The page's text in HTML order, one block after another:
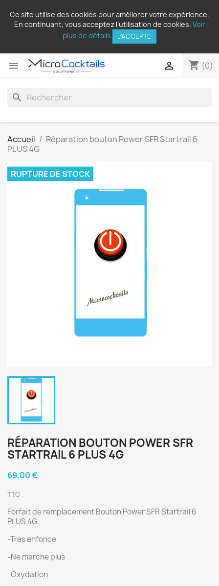
Ce site utilise des cookies pour améliorer votre expérience.
En continuant, vous acceptez l’utilisation de cookies. Voir
plus de détails
J'ACCEPTE
 shopping_cart (0)

search
Accueil
Réparation bouton Power SFR Startrail 6
PLUS 4G
RUPTURE DE STOCK
RÉPARATION BOUTON POWER SFR
STARTRAIL 6 PLUS 4G
69,00 €
TTC
Forfait de remplacement Bouton Power SFR Startrail 6
PLUS 4G.
-Tres enfonce
-Ne marche plus
-Oxydation